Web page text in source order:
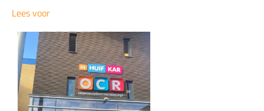
Lees voor